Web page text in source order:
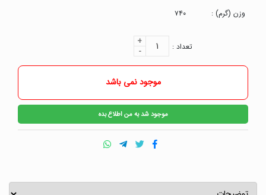
وزن (گرم) : ۷۴۰
تعداد : ۱
+
-
موجود نمی باشد
موجود شد به من اطلاع بده